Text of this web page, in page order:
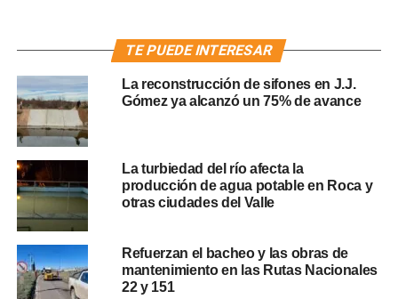
TE PUEDE INTERESAR
La reconstrucción de sifones en J.J.
Gómez ya alcanzó un 75% de avance
La turbiedad del río afecta la
producción de agua potable en Roca y
otras ciudades del Valle
Refuerzan el bacheo y las obras de
mantenimiento en las Rutas Nacionales
22 y 151